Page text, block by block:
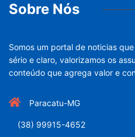
Sobre Nós
Somos um portal de noticias
sério e claro, valorizamos os
conteúdo que agrega valor e
Paracatu-MG
(38) 99915-4652